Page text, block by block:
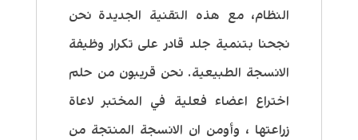
النظام، مع هذه التقنية الجديدة نحن
نجحنا بتنمية جلد قادر على تكرار وظيفة
الانسجة الطبيعية. نحن قريبون من حلم
اختراع اعضاء فعلية في المختبر لاعاة
زراعتها ، وأومن ان الانسجة المنتجة من